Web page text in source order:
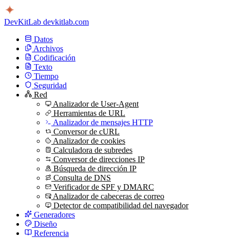
DevKitLab devkitlab.com
Datos
Archivos
Codificación
Texto
Tiempo
Seguridad
Red
Analizador de User-Agent
Herramientas de URL
Analizador de mensajes HTTP
Conversor de cURL
Analizador de cookies
Calculadora de subredes
Conversor de direcciones IP
Búsqueda de dirección IP
Consulta de DNS
Verificador de SPF y DMARC
Analizador de cabeceras de correo
Detector de compatibilidad del navegador
Generadores
Diseño
Referencia